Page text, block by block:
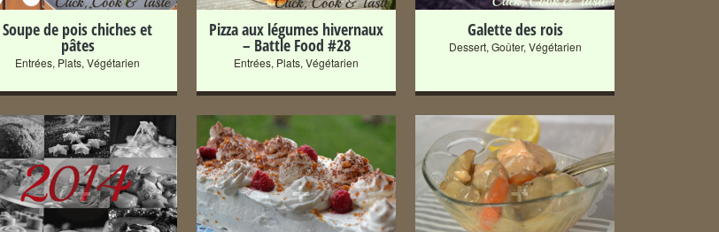
Soupe de pois chiches et
pâtes
Entrées, Plats, Végétarien
Pizza aux légumes hivernaux
– Battle Food #28
Entrées, Plats, Végétarien
Galette des rois
Dessert, Goûter, Végétarien
+ + +